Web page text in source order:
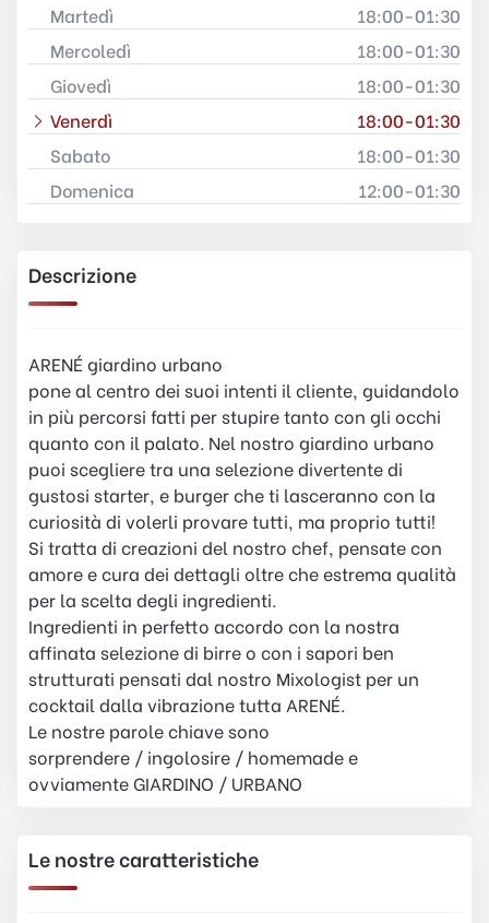
Martedì
18:00-01:30
Mercoledì
18:00-01:30
Giovedì
18:00-01:30
Venerdì
18:00-01:30
Sabato
18:00-01:30
Domenica
12:00-01:30
Descrizione
ARENÉ giardino urbano
pone al centro dei suoi intenti il cliente, guidandolo
in più percorsi fatti per stupire tanto con gli occhi
quanto con il palato. Nel nostro giardino urbano
puoi scegliere tra una selezione divertente di
gustosi starter, e burger che ti lasceranno con la
curiosità di volerli provare tutti, ma proprio tutti!
Si tratta di creazioni del nostro chef, pensate con
amore e cura dei dettagli oltre che estrema qualità
per la scelta degli ingredienti.
Ingredienti in perfetto accordo con la nostra
affinata selezione di birre o con i sapori ben
strutturati pensati dal nostro Mixologist per un
cocktail dalla vibrazione tutta ARENÉ.
Le nostre parole chiave sono
sorprendere / ingolosire / homemade e
ovviamente GIARDINO / URBANO
Le nostre caratteristiche